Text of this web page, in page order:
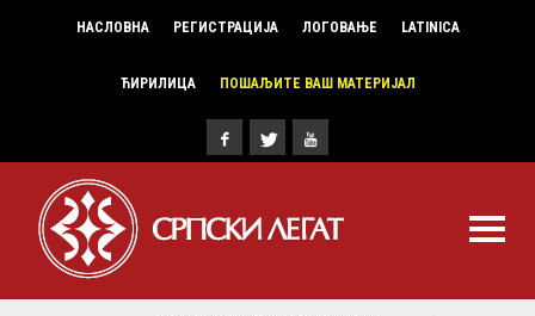
НАСЛОВНА РЕГИСТРАЦИЈА ЛОГОВАЊЕ LATINICA
ЋИРИЛИЦА ПОШАЉИТЕ ВАШ МАТЕРИЈАЛ